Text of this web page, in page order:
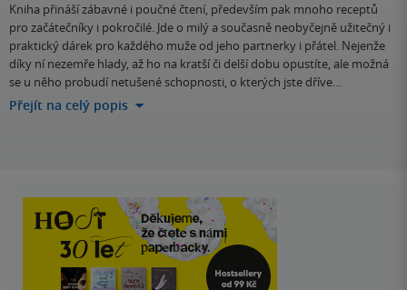
Kniha přináší zábavné i poučné čtení, především pak mnoho receptů
pro začátečníky i pokročilé. Jde o milý a současně neobyčejně užitečný i
praktický dárek pro každého muže od jeho partnerky i přátel. Nejenže
díky ní nezemře hlady, až ho na kratší či delší dobu opustíte, ale možná
se u něho probudí netušené schopnosti, o kterých jste dříve…
Přejít na celý popis